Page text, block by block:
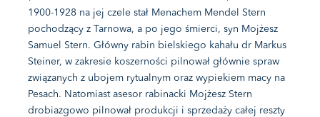
1900-1928 na jej czele stał Menachem Mendel Stern
pochodzący z Tarnowa, a po jego śmierci, syn Mojżesz
Samuel Stern. Główny rabin bielskiego kahału dr Markus
Steiner, w zakresie koszerności pilnował głównie spraw
związanych z ubojem rytualnym oraz wypiekiem macy na
Pesach. Natomiast asesor rabinacki Mojżesz Stern
drobiazgowo pilnował produkcji i sprzedaży całej reszty